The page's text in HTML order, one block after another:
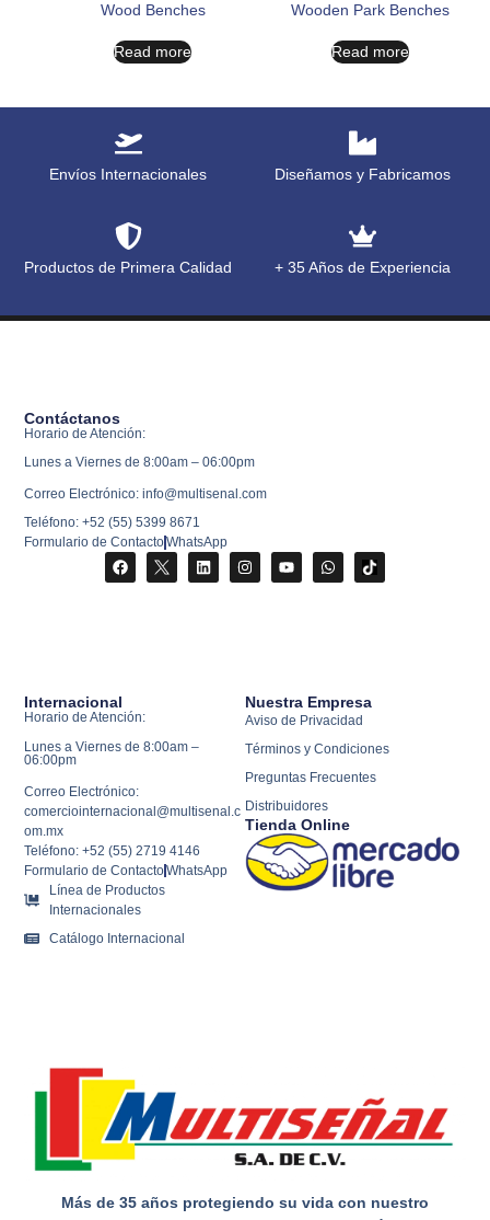
Wood Benches
Read more
Wooden Park Benches
Read more
Envíos Internacionales Diseñamos y Fabricamos
Productos de Primera Calidad + 35 Años de Experiencia
Más de 35 años protegiendo su vida con nuestro
Nuestra Empresa
Aviso de Privacidad
Términos y Condiciones
Preguntas Frecuentes
Distribuidores
Tienda Online
Internacional
Horario de Atención:
Lunes a Viernes de 8:00am –
06:00pm
Correo Electrónico:
comerciointernacional@multisenal.c
om.mx
Teléfono: +52 (55) 2719 4146
Formulario de ContactoWhatsApp
Línea de Productos
Internacionales
Catálogo Internacional
Contáctanos
Horario de Atención:
Lunes a Viernes de 8:00am – 06:00pm
Correo Electrónico: info@multisenal.com
Teléfono: +52 (55) 5399 8671
Formulario de ContactoWhatsApp